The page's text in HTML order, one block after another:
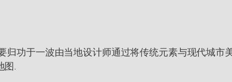
功于一波由当地设计师通过将传统元素与现代城市
图.